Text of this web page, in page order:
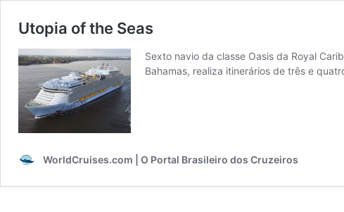
Utopia of the Seas
Sexto navio da classe Oasis da Royal
Bahamas, realiza itinerários de três e
WorldCruises.com | O Portal Brasileiro dos Cruzeiros